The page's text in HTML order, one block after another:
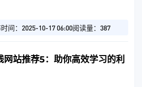
间：2025-10-17 06:00阅读量：387
站推荐5：助你高效学习的利